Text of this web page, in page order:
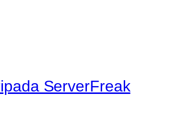
ServerFreak